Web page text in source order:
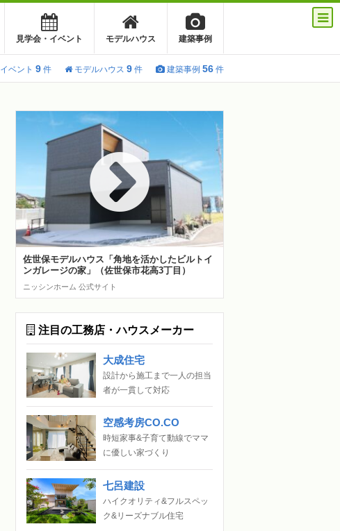
見学会・イベント モデルハウス 建築事例
イベント 9 件 モデルハウス 9 件 建築事例 56 件
佐世保モデルハウス「角地を活かしたビルトイ
ンガレージの家」（佐世保市花高3丁目）
ニッシンホーム 公式サイト
注目の工務店・ハウスメーカー
大成住宅
設計から施工まで一人の担当
者が一貫して対応
空感考房CO.CO
時短家事&子育て動線でママ
に優しい家づくり
七呂建設
ハイクオリティ&フルスペッ
ク&リーズナブル住宅